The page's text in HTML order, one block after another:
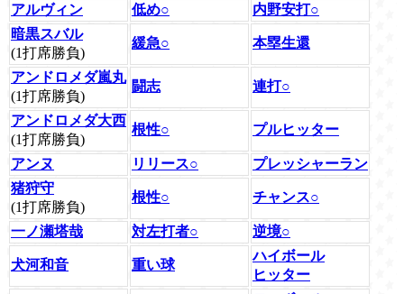
アルヴィン
低め○
内野安打○
暗黒スバル
(1打席勝負)
緩急○ 本塁生還
アンドロメダ嵐丸
(1打席勝負)
闘志 連打○
アンドロメダ大西
(1打席勝負)
根性○ プルヒッター
アンヌ リリース○
プレッシャーラン
猪狩守
(1打席勝負)
根性○ チャンス○
一ノ瀬塔哉 対左打者○ 逆境○
犬河和音 重い球
ハイボール
ヒッター